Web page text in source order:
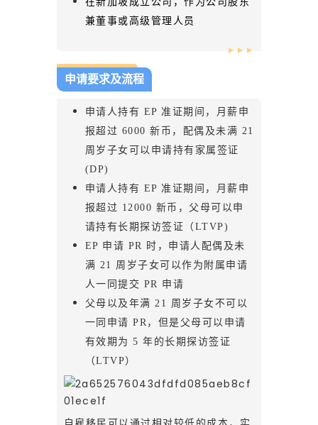
！
兼董事或高级管理人员
申请要求及流程
申请人持有 EP 准证期间，月薪申
报超过 6000 新币，配偶及未满 21
周岁子女可以申请持有家属签证
(DP)
申请人持有 EP 准证期间，月薪申
报超过 12000 新币，父母可以申
请持有长期探访签证（LTVP)
EP 申请 PR 时，申请人配偶及未
满 21 周岁子女可以作为附属申请
人一同提交 PR 申请
父母以及年满 21 周岁子女不可以
一同申请 PR，但是父母可以申请
有效期为 5 年的长期探访签证
（LTVP）